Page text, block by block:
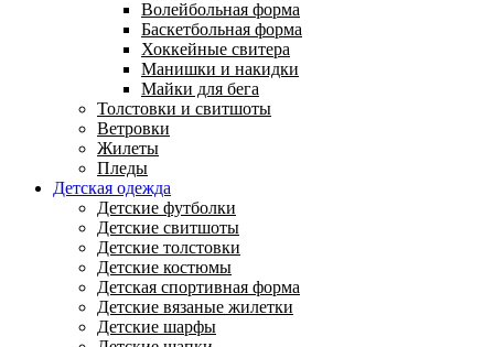
Волейбольная форма
Баскетбольная форма
Хоккейные свитера
Манишки и накидки
Майки для бега
Толстовки и свитшоты
Ветровки
Жилеты
Пледы
Детская одежда
Детские футболки
Детские свитшоты
Детские толстовки
Детские костюмы
Детская спортивная форма
Детские вязаные жилетки
Детские шарфы